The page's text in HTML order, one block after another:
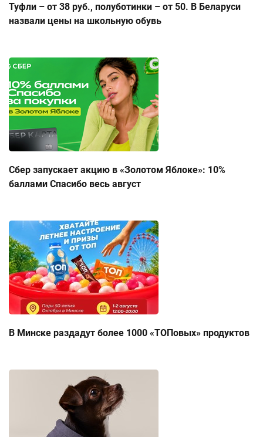
Туфли – от 38 руб., полуботинки – от 50. В Беларуси
назвали цены на школьную обувь
Сбер запускает акцию в «Золотом Яблоке»: 10%
баллами Спасибо весь август
В Минске раздадут более 1000 «ТОПовых» продуктов